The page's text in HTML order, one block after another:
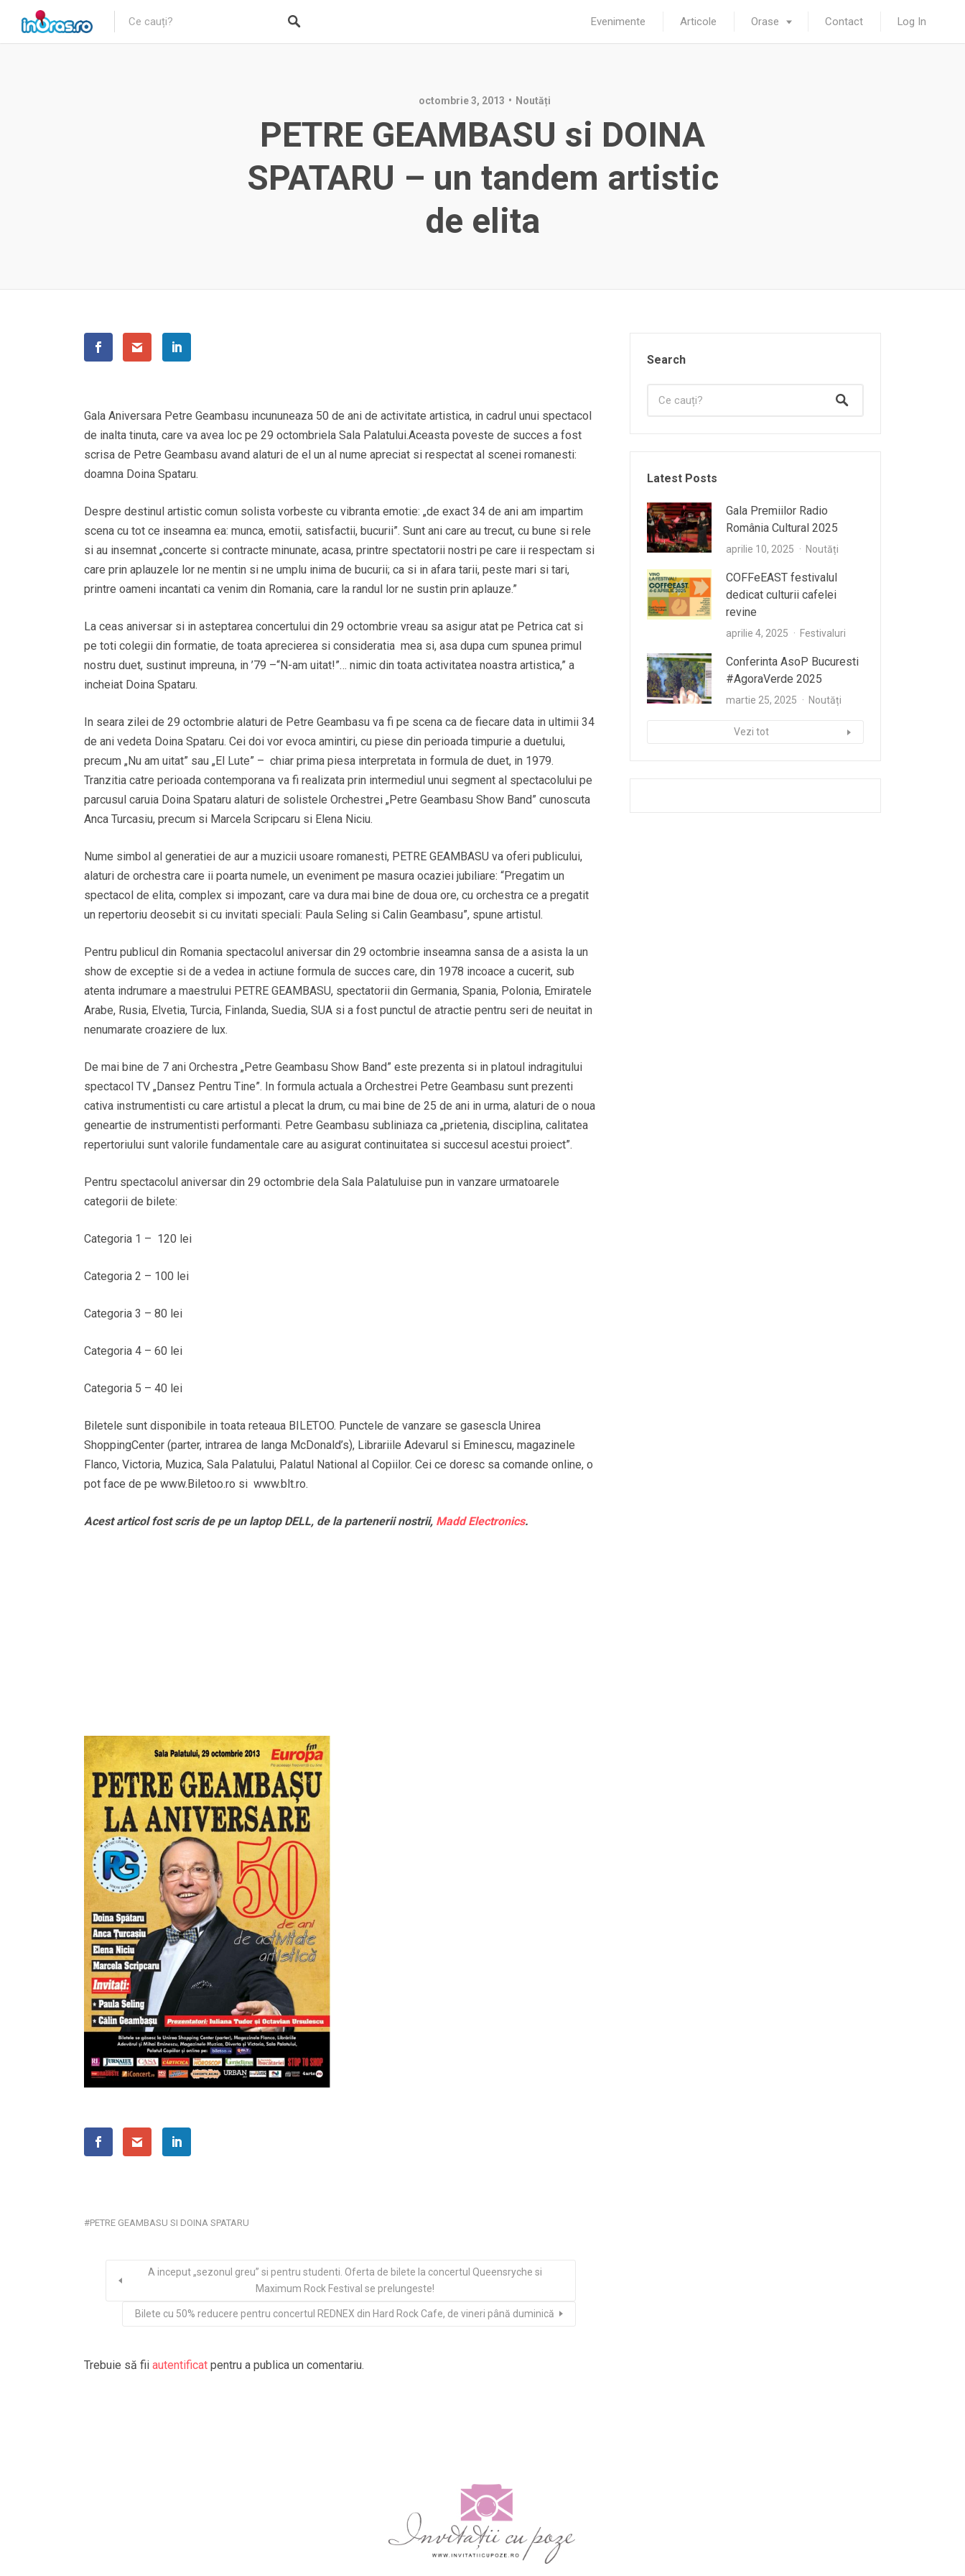
Evenimente Articole Orase Contact Log In
octombrie 3, 2013 Noutăți
PETRE GEAMBASU si DOINA
SPATARU – un tandem artistic
de elita
Gala Aniversara Petre Geambasu incununeaza 50 de ani de activitate artistica, in cadrul unui spectacol
de inalta tinuta, care va avea loc pe 29 octombriela Sala Palatului.Aceasta poveste de succes a fost
scrisa de Petre Geambasu avand alaturi de el un al nume apreciat si respectat al scenei romanesti:
doamna Doina Spataru.
Despre destinul artistic comun solista vorbeste cu vibranta emotie: „de exact 34 de ani am impartim
scena cu tot ce inseamna ea: munca, emotii, satisfactii, bucurii”. Sunt ani care au trecut, cu bune si rele
si au insemnat „concerte si contracte minunate, acasa, printre spectatorii nostri pe care ii respectam si
care prin aplauzele lor ne mentin si ne umplu inima de bucurii; ca si in afara tarii, peste mari si tari,
printre oameni incantati ca venim din Romania, care la randul lor ne sustin prin aplauze.”
La ceas aniversar si in asteptarea concertului din 29 octombrie vreau sa asigur atat pe Petrica cat si
pe toti colegii din formatie, de toata aprecierea si consideratia mea si, asa dupa cum spunea primul
nostru duet, sustinut impreuna, in ’79 –“N-am uitat!”… nimic din toata activitatea noastra artistica,” a
incheiat Doina Spataru.
In seara zilei de 29 octombrie alaturi de Petre Geambasu va fi pe scena ca de fiecare data in ultimii 34
de ani vedeta Doina Spataru. Cei doi vor evoca amintiri, cu piese din perioada timpurie a duetului,
precum „Nu am uitat” sau „El Lute” – chiar prima piesa interpretata in formula de duet, in 1979.
Tranzitia catre perioada contemporana va fi realizata prin intermediul unui segment al spectacolului pe
parcusul caruia Doina Spataru alaturi de solistele Orchestrei „Petre Geambasu Show Band” cunoscuta
Anca Turcasiu, precum si Marcela Scripcaru si Elena Niciu.
Nume simbol al generatiei de aur a muzicii usoare romanesti, PETRE GEAMBASU va oferi publicului,
alaturi de orchestra care ii poarta numele, un eveniment pe masura ocaziei jubiliare: “Pregatim un
spectacol de elita, complex si impozant, care va dura mai bine de doua ore, cu orchestra ce a pregatit
un repertoriu deosebit si cu invitati speciali: Paula Seling si Calin Geambasu”, spune artistul.
Pentru publicul din Romania spectacolul aniversar din 29 octombrie inseamna sansa de a asista la un
show de exceptie si de a vedea in actiune formula de succes care, din 1978 incoace a cucerit, sub
atenta indrumare a maestrului PETRE GEAMBASU, spectatorii din Germania, Spania, Polonia, Emiratele
Arabe, Rusia, Elvetia, Turcia, Finlanda, Suedia, SUA si a fost punctul de atractie pentru seri de neuitat in
nenumarate croaziere de lux.
De mai bine de 7 ani Orchestra „Petre Geambasu Show Band” este prezenta si in platoul indragitului
spectacol TV „Dansez Pentru Tine”. In formula actuala a Orchestrei Petre Geambasu sunt prezenti
cativa instrumentisti cu care artistul a plecat la drum, cu mai bine de 25 de ani in urma, alaturi de o noua
geneartie de instrumentisti performanti. Petre Geambasu subliniaza ca „prietenia, disciplina, calitatea
repertoriului sunt valorile fundamentale care au asigurat continuitatea si succesul acestui proiect”.
Pentru spectacolul aniversar din 29 octombrie dela Sala Palatuluise pun in vanzare urmatoarele
categorii de bilete:
Categoria 1 – 120 lei
Categoria 2 – 100 lei
Categoria 3 – 80 lei
Categoria 4 – 60 lei
Categoria 5 – 40 lei
Biletele sunt disponibile in toata reteaua BILETOO. Punctele de vanzare se gasescla Unirea
ShoppingCenter (parter, intrarea de langa McDonald’s), Librariile Adevarul si Eminescu, magazinele
Flanco, Victoria, Muzica, Sala Palatului, Palatul National al Copiilor. Cei ce doresc sa comande online, o
pot face de pe www.Biletoo.ro si www.blt.ro.
Acest articol fost scris de pe un laptop DELL, de la partenerii nostrii, Madd Electronics.
PETRE GEAMBASU SI DOINA SPATARU
A inceput „sezonul greu” si pentru studenti. Oferta de bilete la concertul Queensryche si
Maximum Rock Festival se prelungeste!
Bilete cu 50% reducere pentru concertul REDNEX din Hard Rock Cafe, de vineri până duminică
Trebuie să fii autentificat pentru a publica un comentariu.
Search
Latest Posts
Gala Premiilor Radio
România Cultural 2025
aprilie 10, 2025 Noutăți
COFFeEAST festivalul
dedicat culturii cafelei
revine
aprilie 4, 2025 Festivaluri
Conferinta AsoP Bucuresti
#AgoraVerde 2025
martie 25, 2025 Noutăți
Vezi tot